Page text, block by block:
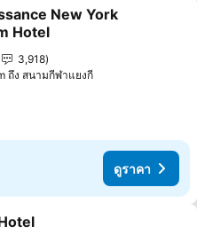
มในรายการโปรด
New York
Hotel
3,918
ถึง สนามกีฬาแยงกี
ดูราคา
มในรายการโปรด